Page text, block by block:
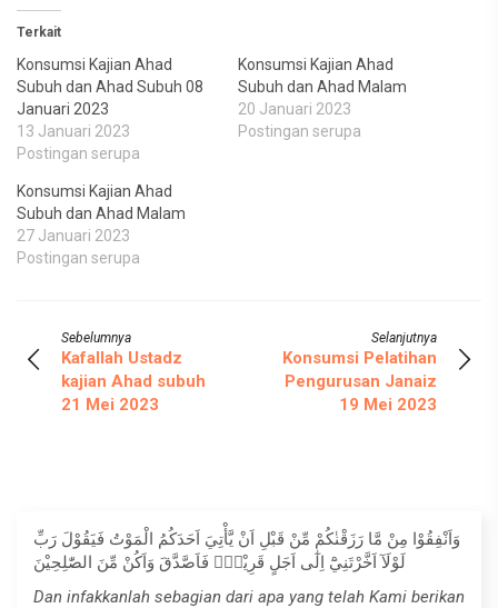
Terkait
Konsumsi Kajian Ahad
Subuh dan Ahad Subuh 08
Januari 2023
13 Januari 2023
Postingan serupa
Konsumsi Kajian Ahad
Subuh dan Ahad Malam
20 Januari 2023
Postingan serupa
Konsumsi Kajian Ahad
Subuh dan Ahad Malam
27 Januari 2023
Postingan serupa
Sebelumnya
Kafallah Ustadz
kajian Ahad subuh
21 Mei 2023
Selanjutnya
Konsumsi Pelatihan
Pengurusan Janaiz
19 Mei 2023
وَاَنْفِقُوْا مِنْ مَّا رَزَقْنٰكُمْ مِّنْ قَبْلِ اَنْ يَّأْتِيَ اَحَدَكُمُ الْمَوْتُ فَيَقُوْلَ رَبِّ
لَوْلَآ اَخَّرْتَنِيْٓ اِلٰٓى اَجَلٍ قَرِيْبٍۚ فَاَصَّدَّقَ وَاَكُنْ مِّنَ الصّٰلِحِيْنَ
Dan infakkanlah sebagian dari apa yang telah Kami berikan